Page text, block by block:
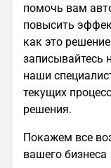
помочь вам
повысить
как это
записывайтесь
наши
текущих
решения.
Покажем все
вашего бизнеса